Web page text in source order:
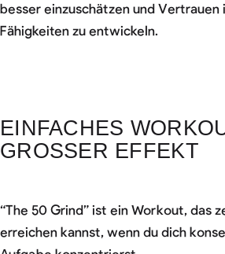
besser einzuschätzen und Vertrauen
Fähigkeiten zu entwickeln.
EINFACHES
GROSSER EFFEKT
“The 50 Grind” ist ein Workout, das
erreichen kannst, wenn du dich